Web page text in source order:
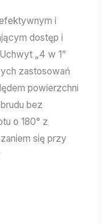
i
dostęp i
„4 w 1”
zastosowań
powierzchni
bez
o 180° z
się przy